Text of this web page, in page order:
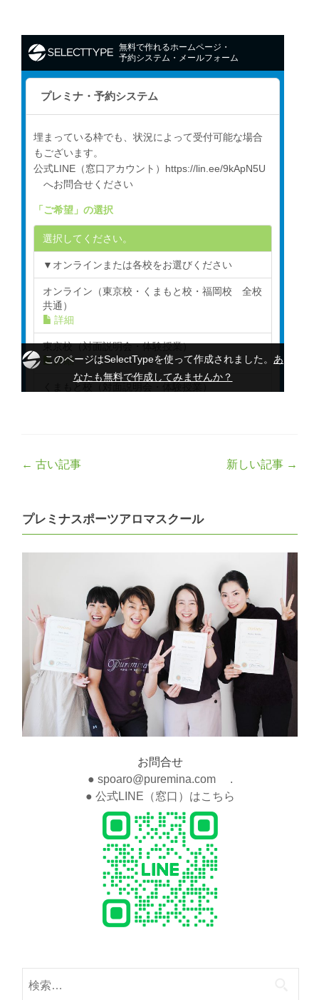
Post
← 古い記事 新しい記事 →
プレミナスポーツアロマスクール
お問合せ
● spoaro@puremina.com .
● 公式LINE（窓口）はこちら
索: